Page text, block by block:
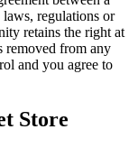
regulations or
retains the right at
removed from any
and you agree to
Store